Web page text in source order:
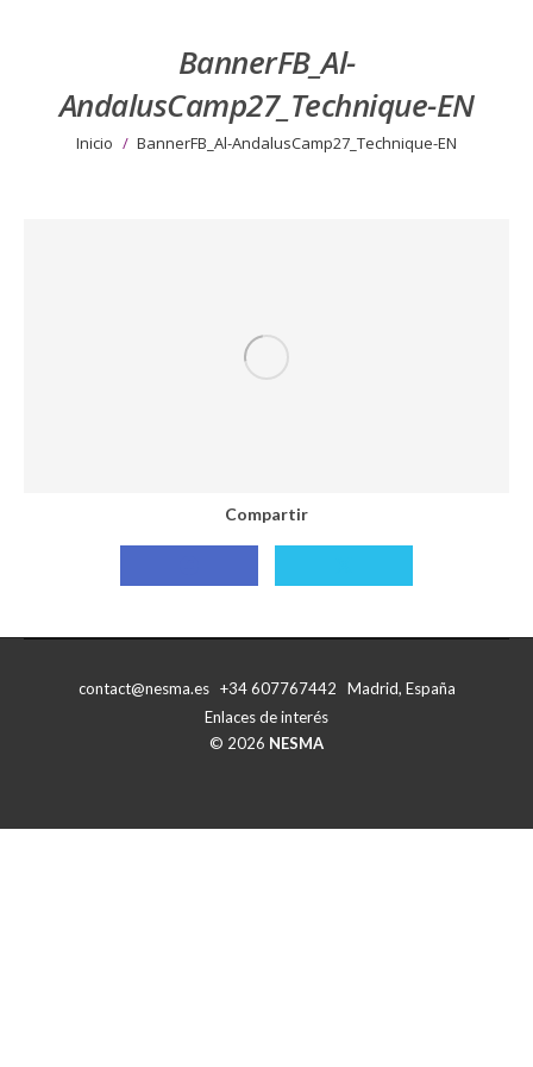
BannerFB_Al-
AndalusCamp27_Technique-EN
Estás aquí:
Inicio BannerFB_Al-AndalusCamp27_Technique-EN
Compartir
Compartir
Compartir
contact@nesma.es +34 607767442 Madrid, España
Enlaces de interés
© 2026 NESMA